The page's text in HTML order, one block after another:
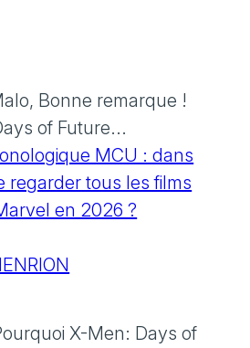
Bonne remarque !
of Future...
MCU : dans
regarder tous les films
en 2026 ?
X-Men: Days of